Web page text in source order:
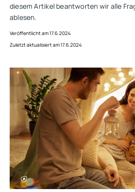
diesem Artikel beantworten wir alle
ablesen.
Veröffentlicht am 17.6.2024
Zuletzt aktualisiert am 17.6.2024